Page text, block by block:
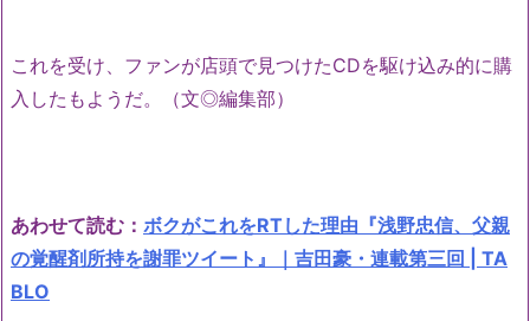
これを受け、ファンが店頭で見つけたCDを駆け込み的に購
入したもようだ。（文◎編集部）
あわせて読む： ボクがこれをRTした理由『浅野忠信、父親
の覚醒剤所持を謝罪ツイート』｜吉田豪・連載第三回 | TA
BLO